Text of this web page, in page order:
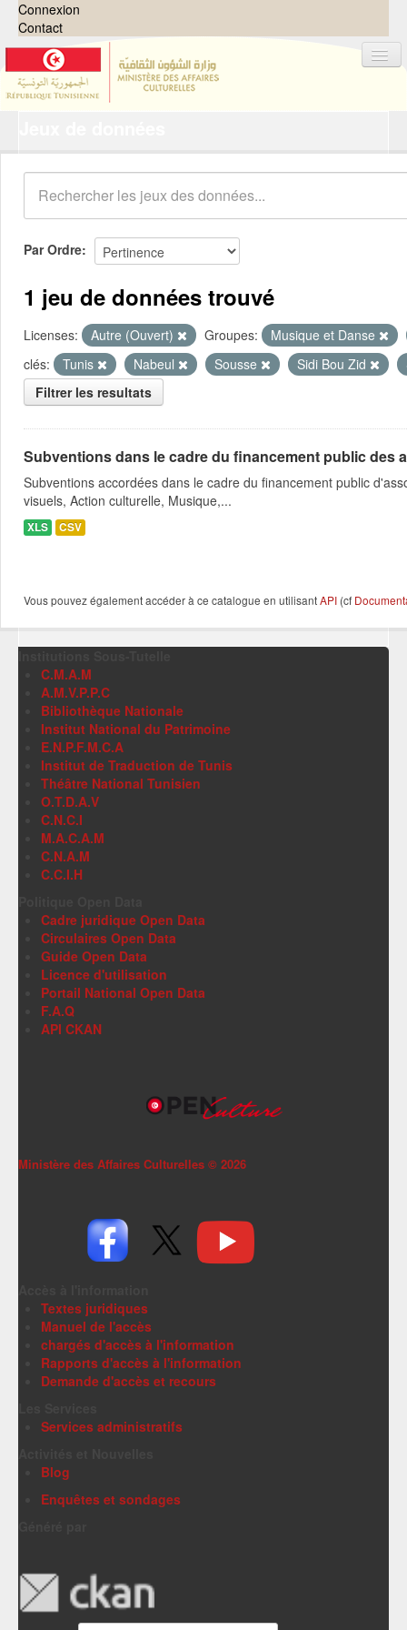
Connexion
Contact
Organisations
Groupes
Demandes 0
À propos
Par Ordre
1 jeu de données trouvé
Licenses: Autre (Ouvert) Groupes:
Musique et Danse
clés:
Tunis Nabeul Sousse Sidi Bou Zid
Filtrer les resultats
Subventions dans le cadre du financement public des
Subventions accordées dans le cadre du financement public
visuels, Action culturelle, Musique,...
XLS CSV
Vous pouvez également accéder à ce catalogue en utilisantAPI (cf
C.M.A.M
A.M.V.P.P.C
Bibliothèque Nationale
Institut National du Patrimoine
E.N.P.F.M.C.A
Institut de Traduction de Tunis
Théâtre National Tunisien
O.T.D.A.V
C.N.C.I
M.A.C.A.M
C.N.A.M
C.C.I.H
Cadre juridique Open Data
Circulaires Open Data
Guide Open Data
Licence d'utilisation
Portail National Open Data
F.A.Q
API CKAN
Ministère des Affaires Culturelles © 2026
Textes juridiques
Manuel de l'accès
chargés d'accès à l'information
Rapports d'accès à l'information
Demande d'accès et recours
Services administratifs
Blog
Enquêtes et sondages